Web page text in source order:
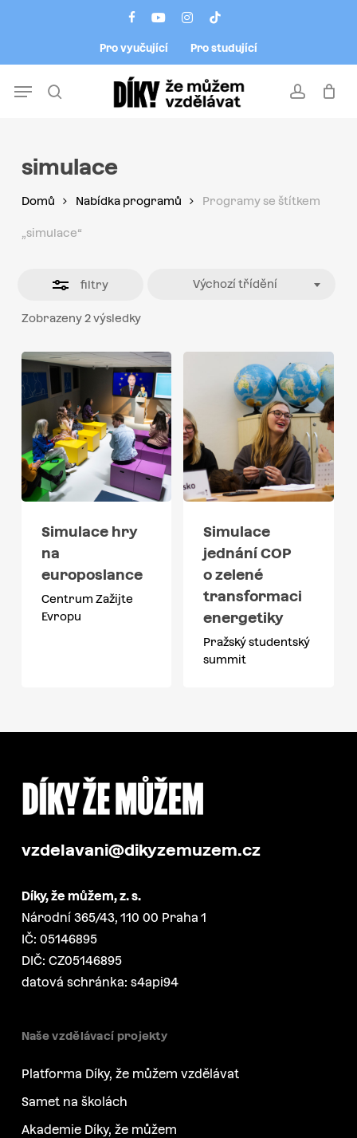
facebookyoutubeinstagram
tiktok
Pro vyučující Pro studující
account
Menu
simulace
Domů Nabídka programů Programy se štítkem
„simulace“
filtry
Zobrazeny 2 výsledky
Výchozí třídění
Simulace hry
na
europoslance
Centrum Zažijte
Evropu
Simulace
jednání COP
o zelené
transformaci
energetiky
Pražský studentský
summit
vzdelavani@dikyzemuzem.cz
Díky, že můžem, z. s.
Národní 365/43, 110 00 Praha 1
IČ: 05146895
DIČ: CZ05146895
datová schránka: s4api94
Naše vzdělávací projekty
Platforma Díky, že můžem vzdělávat
Samet na školách
Akademie Díky, že můžem